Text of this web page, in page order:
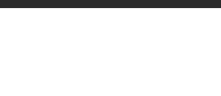
う気持ちでの実現で、面積からいって、タ...